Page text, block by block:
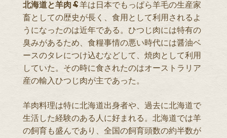
北海道と羊肉 🐏羊は日本でもっぱら羊毛の生産家
畜としての歴史が長く、食用として利用されるよ
うになったのは近年である。ひつじ肉には特有の
臭みがあるため、食糧事情の悪い時代には醤油ベ
ースのタレにつけ込むなどして、焼肉として利用
していた。その時に食されたのはオーストラリア
産の輸入ひつじ肉が主であった。
羊肉料理は特に北海道出身者や、過去に北海道で
生活した経験のある人に好まれる。北海道では羊
の飼育も盛んであり、全国の飼育頭数の約半数が